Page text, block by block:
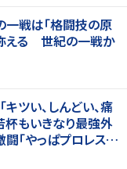
戦は「格闘技の原
える 世紀の一戦か
キツい、しんどい、痛
杯もいきなり最強外
闘「やっぱプロレス大